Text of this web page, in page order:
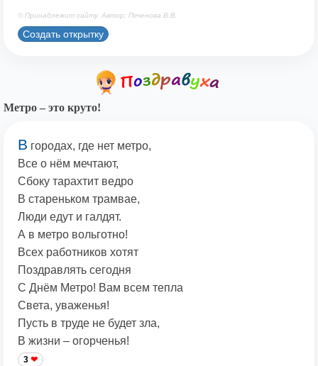
© Принадлежит сайту. Автор: Печенова В.В.
Создать открытку
Метро – это круто!
В городах, где нет метро,
Все о нём мечтают,
Сбоку тарахтит ведро
В стареньком трамвае,
Люди едут и галдят.
А в метро вольготно!
Всех работников хотят
Поздравлять сегодня
С Днём Метро! Вам всем тепла
Света, уваженья!
Пусть в труде не будет зла,
В жизни – огорченья!
3